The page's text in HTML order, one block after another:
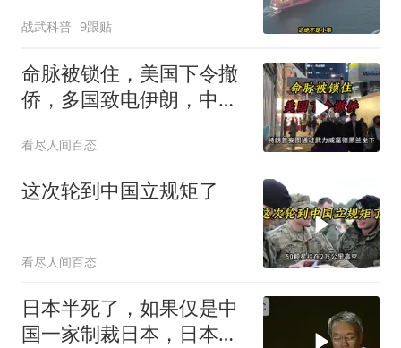
战武科普 9跟贴
命脉被锁住，美国下令撤
侨，多国致电伊朗，中国
看尽人间百态
这次轮到中国立规矩了
看尽人间百态
日本半死了，如果仅是中
国一家制裁日本，日本可